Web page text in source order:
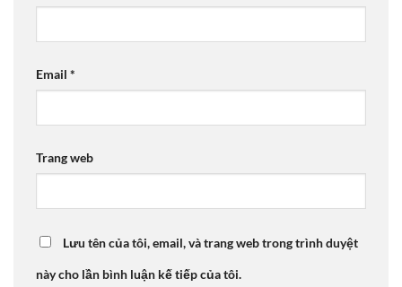
Email *
Trang web
Lưu tên của tôi, email, và trang web trong trình duyệt
này cho lần bình luận kế tiếp của tôi.